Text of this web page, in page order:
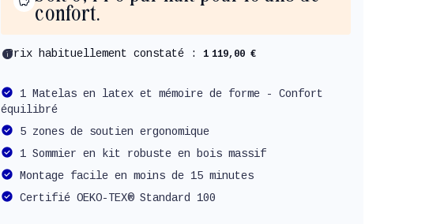
confort.
infoPrix habituellement constaté : 1 119,00 €
1 Matelas en latex et mémoire de forme - Confort
équilibré
5 zones de soutien ergonomique
1 Sommier en kit robuste en bois massif
Montage facile en moins de 15 minutes
Certifié OEKO-TEX® Standard 100